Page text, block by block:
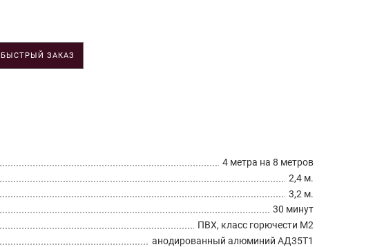
БЫСТРЫЙ ЗАКАЗ
4 метра на 8 метров
2,4 м.
3,2 м.
30 минут
ПВХ, класс горючести М2
анодированный алюминий АД35Т1